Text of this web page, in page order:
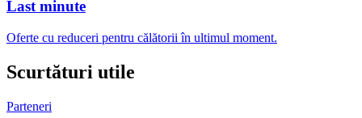
Last minute
Oferte cu reduceri pentru călătorii în ultimul moment.
Scurtături utile
Parteneri